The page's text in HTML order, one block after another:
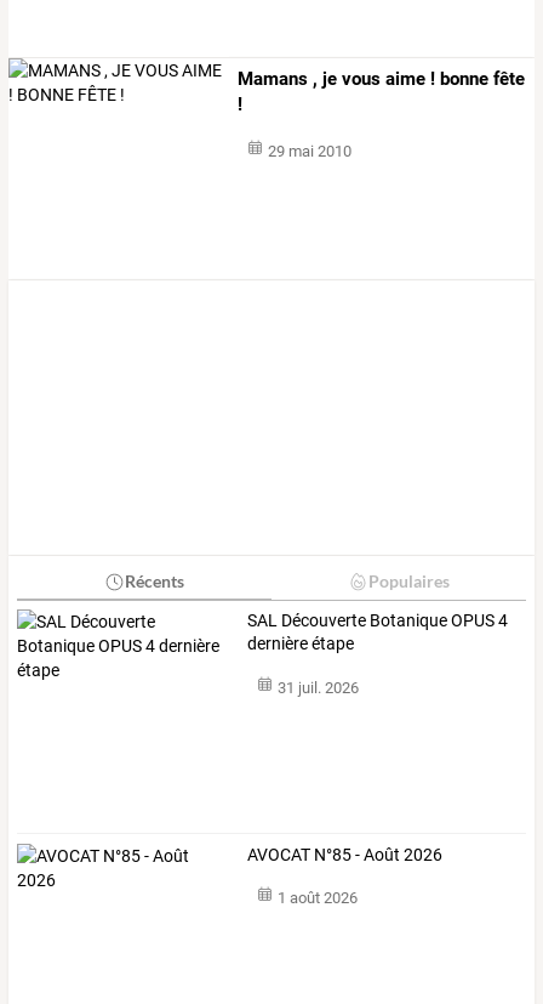
Mamans , je vous aime ! bonne fête
!
29 mai 2010
Récents Populaires
SAL Découverte Botanique OPUS 4
dernière étape
31 juil. 2026
AVOCAT N°85 - Août 2026
1 août 2026